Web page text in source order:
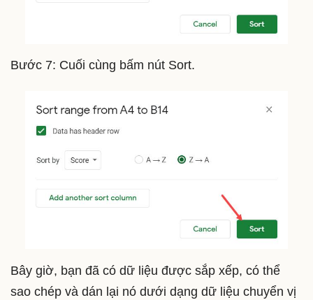
Bước 7: Cuối cùng bấm nút Sort.
Bây giờ, bạn đã có dữ liệu được sắp xếp, có thể
sao chép và dán lại nó dưới dạng dữ liệu chuyển vị